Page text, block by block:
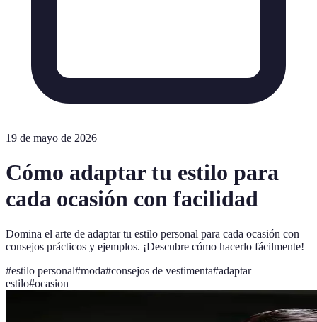
19 de mayo de 2026
Cómo adaptar tu estilo para
cada ocasión con facilidad
Domina el arte de adaptar tu estilo personal para cada ocasión con
consejos prácticos y ejemplos. ¡Descubre cómo hacerlo fácilmente!
#estilo personal#moda#consejos de vestimenta#adaptar
estilo#ocasion